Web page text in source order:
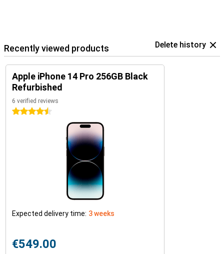
Recently viewed products Delete history
Apple iPhone 14 Pro 256GB Black
Refurbished
6 verified reviews
4.5 stars
Expected delivery time: 3 weeks
€549.00